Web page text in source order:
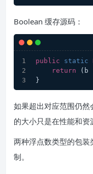
Boolean 缓存源码：
public static
return (b
}
如果超出对应范围仍
的大小只是在性能和资
两种浮点数类型的包
制。